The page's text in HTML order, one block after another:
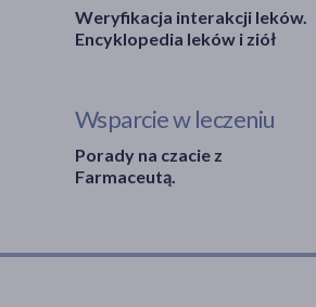
Weryfikacja interakcji leków.
Encyklopedia leków i ziół
Wsparcie w leczeniu
Porady na czacie z
Farmaceutą.